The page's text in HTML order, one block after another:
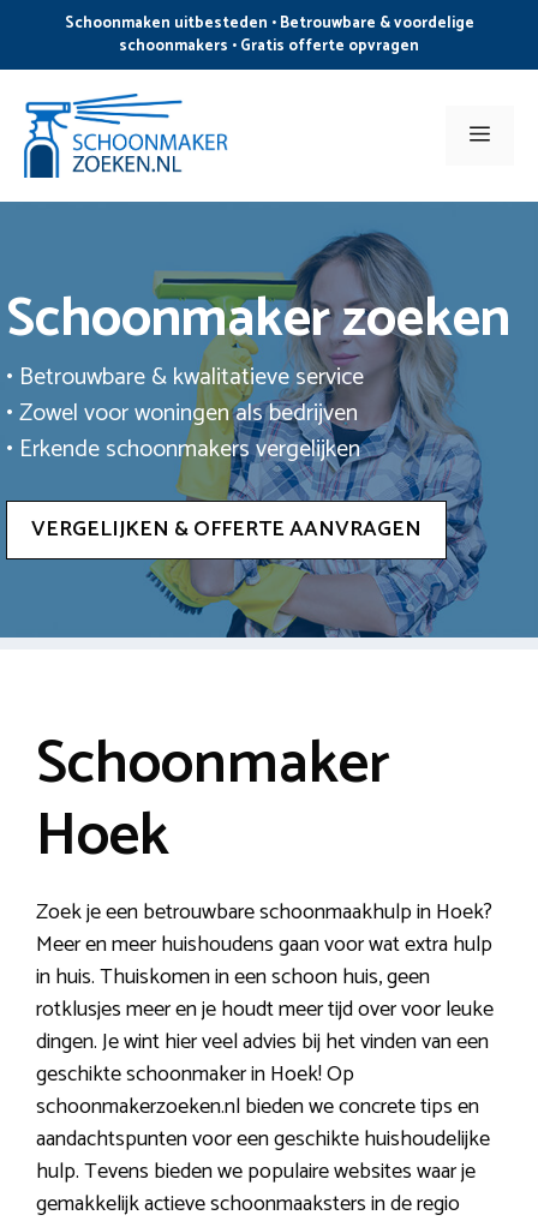
de
inhoud
Schoonmaken uitbesteden • Betrouwbare & voordelige
schoonmakers • Gratis offerte opvragen
Menu
Schoonmaker zoeken
• Betrouwbare & kwalitatieve service
• Zowel voor woningen als bedrijven
• Erkende schoonmakers vergelijken
VERGELIJKEN & OFFERTE AANVRAGEN
Schoonmaker
Hoek
Zoek je een betrouwbare schoonmaakhulp in Hoek?
Meer en meer huishoudens gaan voor wat extra hulp
in huis. Thuiskomen in een schoon huis, geen
rotklusjes meer en je houdt meer tijd over voor leuke
dingen. Je wint hier veel advies bij het vinden van een
geschikte schoonmaker in Hoek! Op
schoonmakerzoeken.nl bieden we concrete tips en
aandachtspunten voor een geschikte huishoudelijke
hulp. Tevens bieden we populaire websites waar je
gemakkelijk actieve schoonmaaksters in de regio